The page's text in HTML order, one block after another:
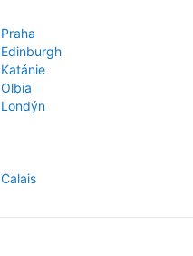
Praha
Edinburgh
Katánie
Olbia
Londýn
Calais